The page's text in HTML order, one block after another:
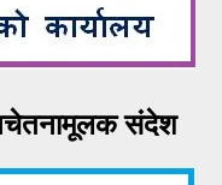
संदेश